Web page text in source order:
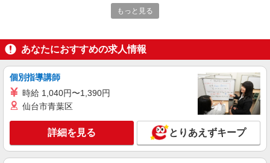
有）★ ゜・。○。・゜+゜・。○。・゜+゜
株式会社シエロ
【docomo】人気機種に詳しくなれる携帯販売
時給1300円〜 ※残業代支給 ★交通費別途支給
+゜ 入社祝い金10万円支給(規定有) お友達を紹介
頂くと, インセンティブ支給(規定有) ★月2回払
い・週払い可能（規程有）★ ゜・。○。・゜
+゜・。○。・゜+゜
沖縄県島尻郡南風原町のdocomoショップ
キープ 詳細を見る
もっと見る
あなたにおすすめの求人情報
個別指導講師
時給 1,040円〜1,390円
仙台市青葉区
詳細を見る とりあえずキープ